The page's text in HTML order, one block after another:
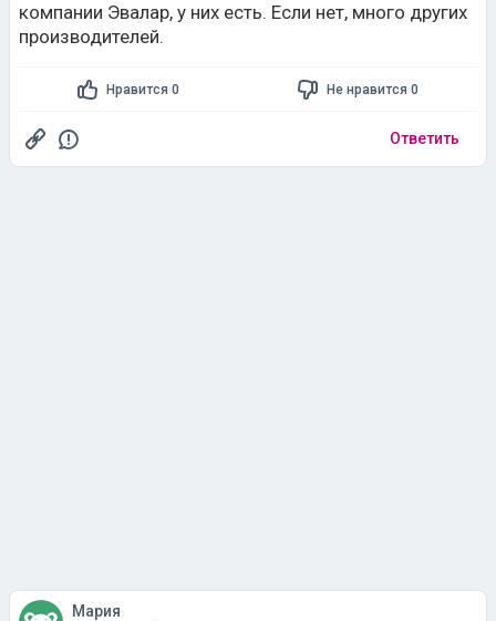
компании Эвалар, у них есть. Если нет, много других
производителей.
Нравится 0 Не нравится 0
Ответить
Мария